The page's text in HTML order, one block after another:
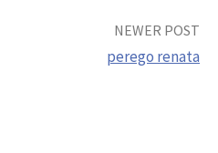
NEWER POST
perego renata